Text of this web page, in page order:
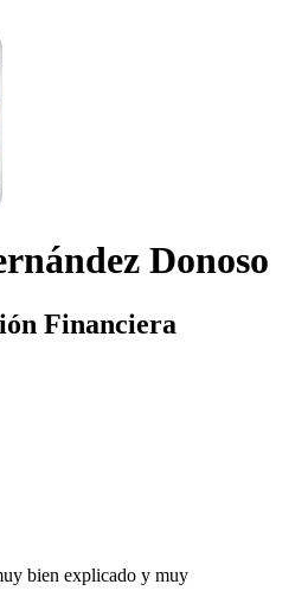
Donoso
Financiera
bien explicado y muy